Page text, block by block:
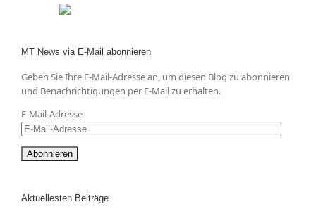
MT News via E-Mail abonnieren
Geben Sie Ihre E-Mail-Adresse an, um diesen Blog zu abonnieren
und Benachrichtigungen per E-Mail zu erhalten.
E-Mail-Adresse
Aktuellesten Beiträge